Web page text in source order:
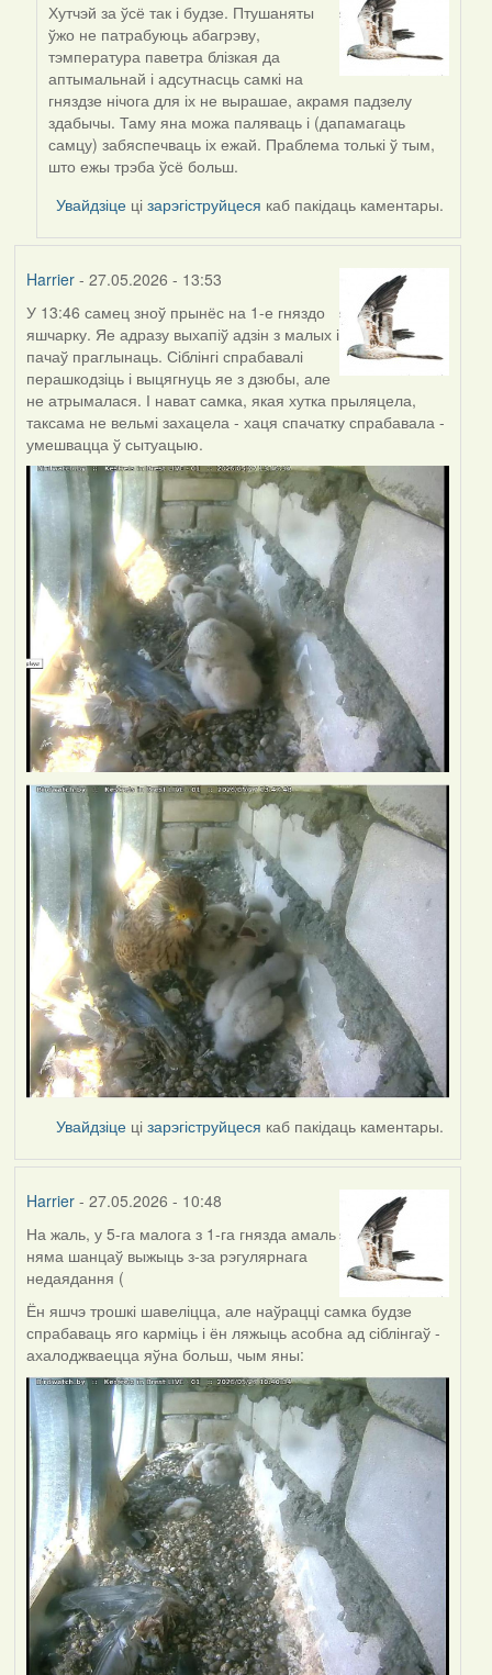
In
reply
to
by
nasta
Хутчэй за ўсё так і будзе. Птушаняты
ўжо не патрабуюць абагрэву,
тэмпература паветра блізкая да
аптымальнай і адсутнасць самкі на
гняздзе нічога для іх не вырашае, акрамя падзелу
здабычы. Таму яна можа паляваць і (дапамагаць
самцу) забяспечваць іх ежай. Праблема толькі ў тым,
што ежы трэба ўсё больш.
Увайдзіце цізарэгіструйцеся каб пакідаць каментары.
Harrier- 27.05.2026 - 13:53
У 13:46 самец зноў прынёс на 1-е гняздо
яшчарку. Яе адразу выхапіў адзін з малых і
пачаў праглынаць. Сіблінгі спрабавалі
перашкодзіць і выцягнуць яе з дзюбы, але
не атрымалася. І нават самка, якая хутка прыляцела,
таксама не вельмі захацела - хаця спачатку спрабавала -
умешвацца ў сытуацыю.
Увайдзіце цізарэгіструйцеся каб пакідаць каментары.
Harrier- 27.05.2026 - 10:48
На жаль, у 5-га малога з 1-га гнязда амаль
няма шанцаў выжыць з-за рэгулярнага
недаядання (
Ён яшчэ трошкі шавеліцца, але наўрацці самка будзе
спрабаваць яго карміць і ён ляжыць асобна ад сіблінгаў -
ахалоджваецца яўна больш, чым яны: